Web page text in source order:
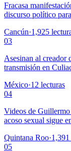
Fracasa
discurso político
Cancún·1,925
03
Asesinan al creador
transmisión en
México·12 lecturas
04
Videos de
acoso sexual sigue
Quintana Roo·1,391
05